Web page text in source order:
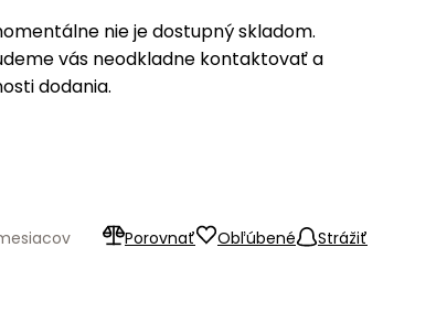
nie je dostupný skladom.
vás neodkladne kontaktovať a
dodania.
Porovnať Obľúbené Strážiť